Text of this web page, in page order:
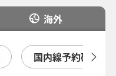
海外
国内線予約確認